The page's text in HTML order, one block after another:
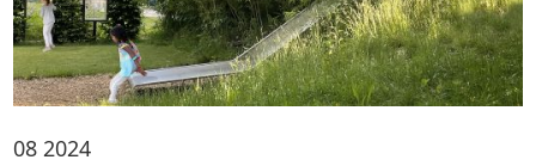
08 2024